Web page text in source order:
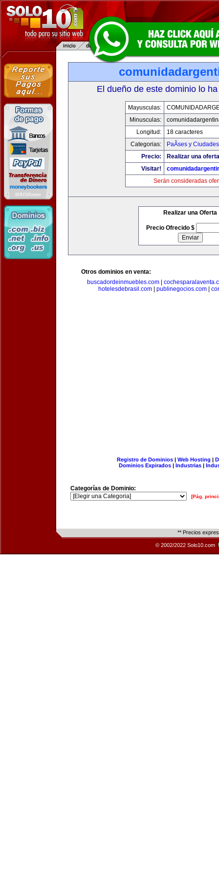
El dueño de este dominio lo
Mayusculas:
Minusculas:
Longitud:
18 caracteres
Categorias:
PaÃ­ses y Ciudades
Precio:
Realizar una
Visitar!
Serán consideradas
Realizar una Oferta
Precio Ofrecido $
Otros dominios en venta:
buscadordeinmuebles.com
hotelesdebrasil.com
publinegocios.com
Registro de Dominios| Web Hosting |
Dominios Expirados | Industrias |
Categorías de Dominio:
[Pág.
** Precios
© 2002/2022 Solo10.com